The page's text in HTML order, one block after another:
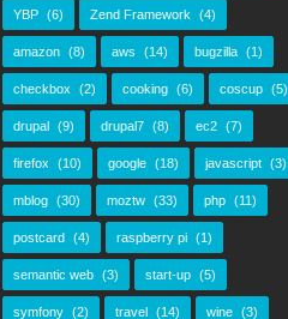
YBP (6) Zend Framework (4)
amazon (8) aws (14) bugzilla (1)
checkbox (2) cooking (6) coscup (5)
drupal (9) drupal7 (8) ec2 (7)
firefox (10) google (18) javascript (3)
mblog (30) moztw (33) php (11)
postcard (4) raspberry pi (1)
semantic web (3) start-up (5)
symfony (2) travel (14) wine (3)